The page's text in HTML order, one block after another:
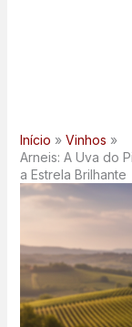
Início
Vinhos
Arneis: A Uva do
a Estrela Brilhante